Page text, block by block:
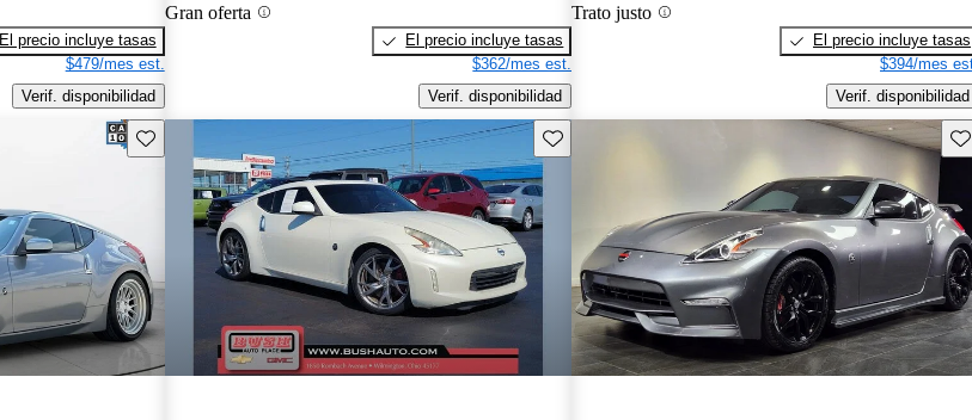
El precio incluye tasas
$479/mes est.
Verif. disponibilidad
Gran oferta
El precio incluye tasas
$362/mes est.
Verif. disponibilidad
Trato justo
El precio incluye tasas
$394/mes
Verif. disponibilidad
Guarda este Aviso Guarda este Aviso